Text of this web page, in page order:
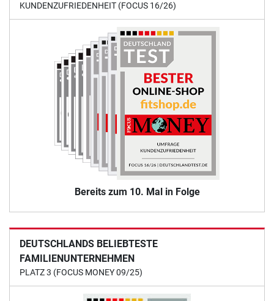
KUNDENZUFRIEDENHEIT (FOCUS 16/26)
Bereits zum 10. Mal in Folge
DEUTSCHLANDS BELIEBTESTE
FAMILIENUNTERNEHMEN
PLATZ 3 (FOCUS MONEY 09/25)